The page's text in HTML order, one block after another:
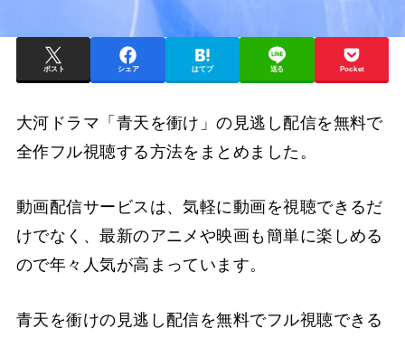
ポスト シェア はてブ 送る Pocket
大河ドラマ「青天を衝け」の見逃し配信を無料で
全作フル視聴する方法をまとめました。
動画配信サービスは、気軽に動画を視聴できるだ
けでなく、最新のアニメや映画も簡単に楽しめる
ので年々人気が高まっています。
青天を衝けの見逃し配信を無料でフル視聴できる